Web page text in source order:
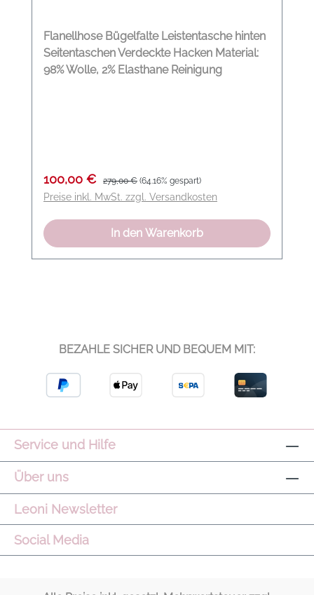
Flanellhose Bügelfalte Leistentasche hinten
Seitentaschen Verdeckte Hacken Material:
98% Wolle, 2% Elasthane Reinigung
Verkaufspreis:
100,00 € Regulärer Preis:
279,00 € (64.16% gespart)
Preise inkl. MwSt. zzgl. Versandkosten
In den Warenkorb
BEZAHLE SICHER UND BEQUEM MIT:
Service und Hilfe
Über uns
Leoni Newsletter
Social Media